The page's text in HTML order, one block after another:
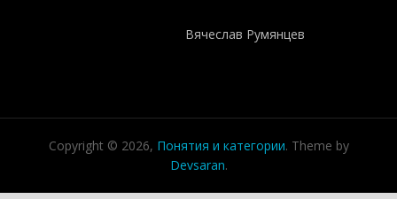
Вячеслав Румянцев
Copyright © 2026, Понятия и категории. Theme by
Devsaran.